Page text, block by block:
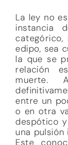
La ley no
instancia
edipo, sea
la que se
relación
muerte.
entre un
o en otra
despótico
una
Este